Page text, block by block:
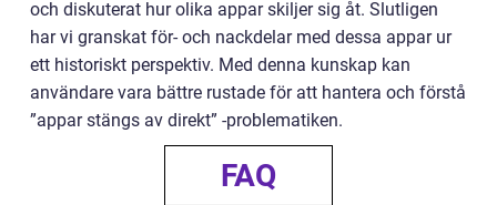
och diskuterat hur olika appar skiljer sig åt. Slutligen
har vi granskat för- och nackdelar med dessa appar ur
ett historiskt perspektiv. Med denna kunskap kan
användare vara bättre rustade för att hantera och förstå
”appar stängs av direkt” -problematiken.
FAQ